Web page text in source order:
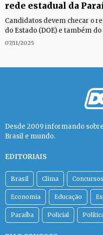
rede estadual da
Candidatos devem checar o
do Estado (DOE) e também
07/11/2025
Desde 2009 informando
Brasil e mundo.
EDITORIAIS
Brasil Clima Concursos
Economia Educação
Paraíba Policial